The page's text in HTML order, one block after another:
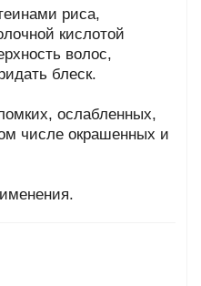
риса,
кислотой
волос,
блеск.
ослабленных,
числе окрашенных и